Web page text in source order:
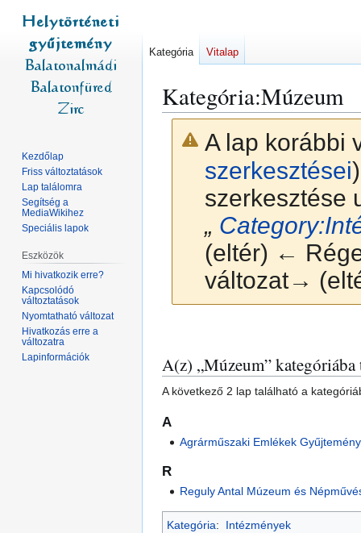
Kategória:Múzeum
A lap korábbi
szerkesztései)
szerkesztése
„
(eltér) ←
változat→
navigációhoz
kereséshez
A(z) „Múzeum”
A következő 2 lap található a
A
Agrárműszaki Emlékek
R
Reguly Antal Múzeum és
Kategória: Intézmények
Kategória Vitalap
Kezdőlap
Friss változtatások
Lap találomra
Segítség a
MediaWikihez
Speciális lapok
Eszközök
Mi hivatkozik erre?
Kapcsolódó
változtatások
Nyomtatható változat
Hivatkozás erre a
változatra
Lapinformációk